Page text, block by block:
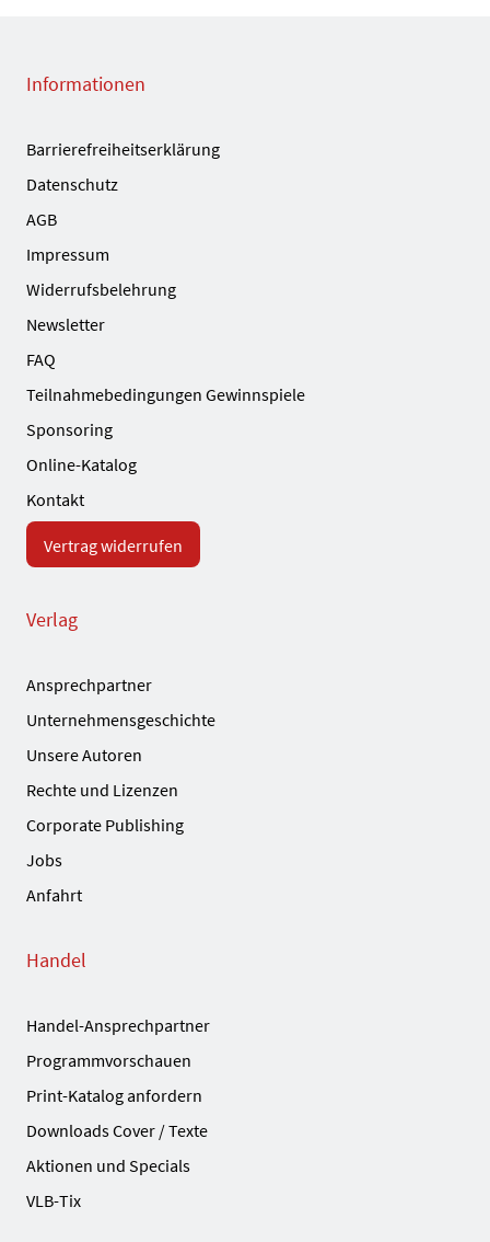
Informationen
Barrierefreiheitserklärung
Datenschutz
AGB
Impressum
Widerrufsbelehrung
Newsletter
FAQ
Teilnahmebedingungen Gewinnspiele
Sponsoring
Online-Katalog
Kontakt
Vertrag widerrufen
Verlag
Ansprechpartner
Unternehmensgeschichte
Unsere Autoren
Rechte und Lizenzen
Corporate Publishing
Jobs
Anfahrt
Handel
Handel-Ansprechpartner
Programmvorschauen
Print-Katalog anfordern
Downloads Cover / Texte
Aktionen und Specials
VLB-Tix